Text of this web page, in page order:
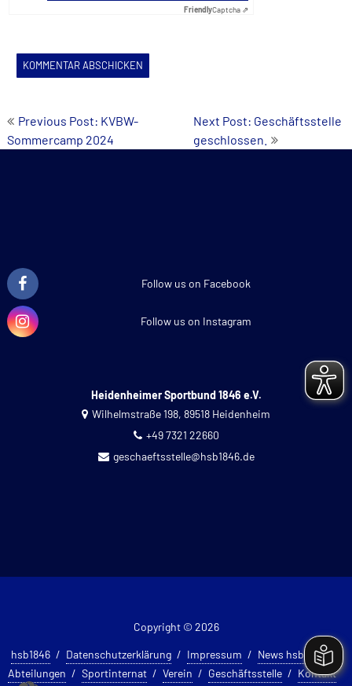
FriendlyCaptcha ⇗
Beitrags-
Navigation
Previous Post: KVBW-
Sommercamp 2024
Next Post: Geschäftsstelle
geschlossen.
Follow us on Facebook
Follow us on Instagram
Heidenheimer Sportbund 1846 e.V.
Wilhelmstraße 198, 89518 Heidenheim
+49 7321 22660
geschaeftsstelle@hsb1846.de
Copyright © 2026
hsb1846 Datenschutzerklärung Impressum
News hsb 1846
Abteilungen
Sportinternat Verein Geschäftsstelle Kontakt